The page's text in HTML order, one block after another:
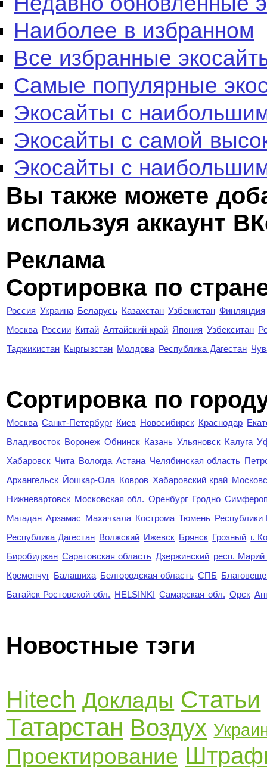
Наиболее в избранном
Все избранные
Самые популярные
Экосайты с
Экосайты с самой
Экосайты с
Вы также можете
используя аккаунт
Реклама
Сортировка по
Россия Украина Беларусь Казахстан Узбекистан Финляндия
Москва России Китай Алтайский край Япония Узбекситан
Таджикистан Кыргызстан Молдова Республика Дагестан
Cортировка по
Москва Санкт-Петербург Киев Новосибирск Краснодар
Владивосток Воронеж Обнинск Казань Ульяновск Калуга
Хабаровск Чита Вологда Астана Челябинская область
Архангельск Йошкар-Ола Ковров Хабаровский край
Нижневартовск Московская обл. Оренбург Гродно
Магадан Арзамас Махачкала Кострома Тюмень Республики
Республика Дагестан Волжский Ижевск Брянск Грозный г.
Биробиджан Саратовская область Дзержинский респ.
Кременчуг Балашиха Белгородская область СПБ
Батайск Ростовской обл. HELSINKI Самарская обл. Орск
Новостные тэги
Hitech Доклады Статьи
Татарстан Воздух
Проектирование